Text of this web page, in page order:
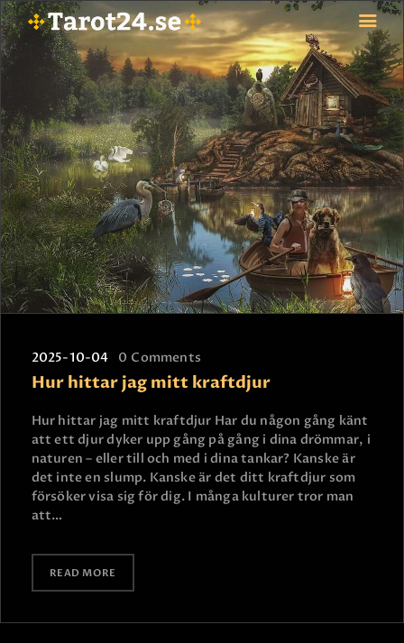
HEM
ASTROLOGI
STJÄRNTECKEN
TAROT
SPÅDAM-SIERSKA
BLOGG
JOBBA SOM SPÅDAM
BETALNING
KONTAKTA OSS
2025-10-04 0 Comments
Hur hittar jag mitt kraftdjur
Hur hittar jag mitt kraftdjur Har du någon gång känt
att ett djur dyker upp gång på gång i dina drömmar, i
naturen – eller till och med i dina tankar? Kanske är
det inte en slump. Kanske är det ditt kraftdjur som
försöker visa sig för dig. I många kulturer tror man
att…
READ MORE